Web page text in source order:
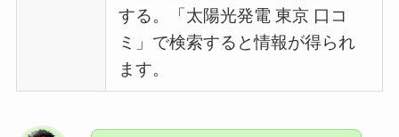
する。「太陽光発電 東京 口コ
ミ」で検索すると情報が得られ
ます。